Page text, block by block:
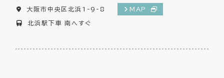
大阪市中央区北浜1-9-8
MAP
北浜駅下車 南へすぐ